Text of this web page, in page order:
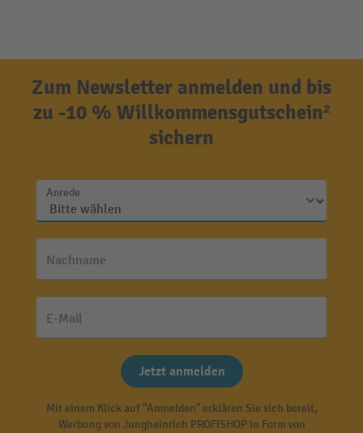
Zum Newsletter anmelden und bis
zu -10 % Willkommensgutschein²
sichern
Anrede
Nachname
E-Mail
Jetzt anmelden
Mit einem Klick auf "Anmelden" erklären Sie sich bereit,
Werbung von Jungheinrich PROFISHOP in Form von